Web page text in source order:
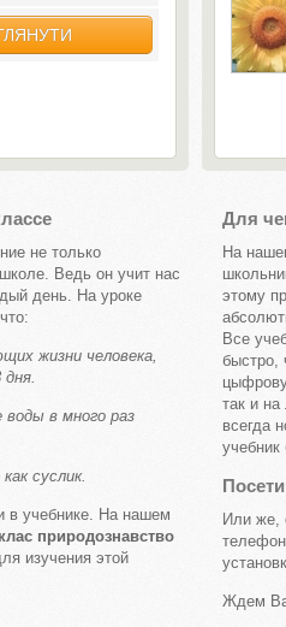
не только
Ведь он учит нас
день. На уроке
жизни человека,
дня.
в много раз
суслик.
в учебнике. На нашем
природознавство
изучения этой
Для
На
этому
Все
быстро,
так и
всегда
учебник
Или же,
Ждем